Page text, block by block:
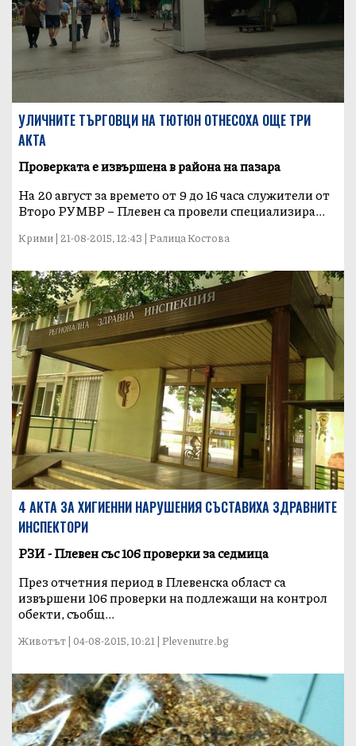
УЛИЧНИТЕ ТЪРГОВЦИ НА ТЮТЮН ОТНЕСОХА ОЩЕ ТРИ
АКТА
Проверката е извършена в района на пазара
На 20 август за времето от 9 до 16 часа служители от
Второ РУМВР – Плевен са провели специализира...
Крими | 21-08-2015, 12:43 | Ралица Костова
4 АКТА ЗА ХИГИЕННИ НАРУШЕНИЯ СЪСТАВИХА ЗДРАВНИТЕ
ИНСПЕКТОРИ
РЗИ - Плевен със 106 проверки за седмица
През отчетния период в Плевенска област са
извършени 106 проверки на подлежащи на контрол
обекти, съобщ...
Животът | 04-08-2015, 10:21 | Plevenutre.bg